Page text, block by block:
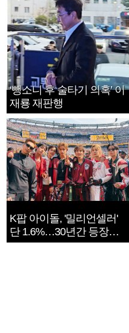
‘뺑소니 후 술타기 의혹’ 이
재룡 재판행
K팝 아이돌, '밀리언셀러'
단 1.6%…30년간 등장
1182개팀 전수조사